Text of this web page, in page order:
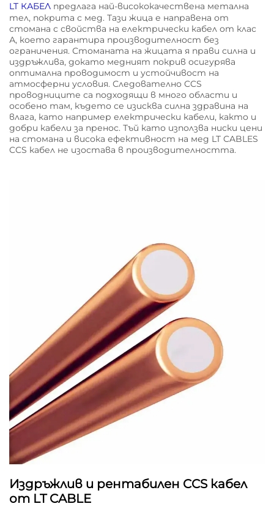
LT КАБЕЛ предлага най-висококачествена метална
тел, покрита с мед. Тази жица е направена от
стомана с свойства на електрически кабел от клас
А, което гарантира производителност без
ограничения. Стоманата на жицата я прави силна и
издръжлива, докато медният покрив осигурява
оптимална проводимост и устойчивост на
атмосферни условия. Следователно CCS
проводниците са подходящи в много области и
особено там, където се изисква силна здравина на
влага, като например електрически кабели, както и
добри кабели за пренос. Тъй като използва ниски цени
на стомана и висока ефективност на мед LT CABLES
CCS кабел не изостава в производителността.
Издръжлив и рентабилен CCS кабел
от LT CABLE